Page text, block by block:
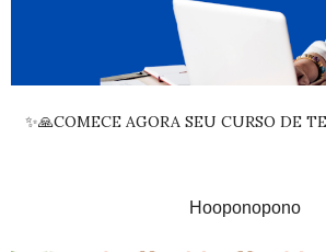
✨🙏COMECE AGORA SEU CURSO DE
Hooponopono